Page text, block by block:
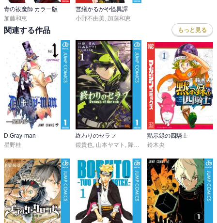
青の祓魔師 カラー版
加藤和恵
営繕かるかや怪異譚
小野不由美, 加藤和恵
関連する作品 もっと見る
D.Gray-man
星野桂
終わりのセラフ
鏡貴也 山本ヤマト 降矢大輔
黙示録の四騎士
鈴木央